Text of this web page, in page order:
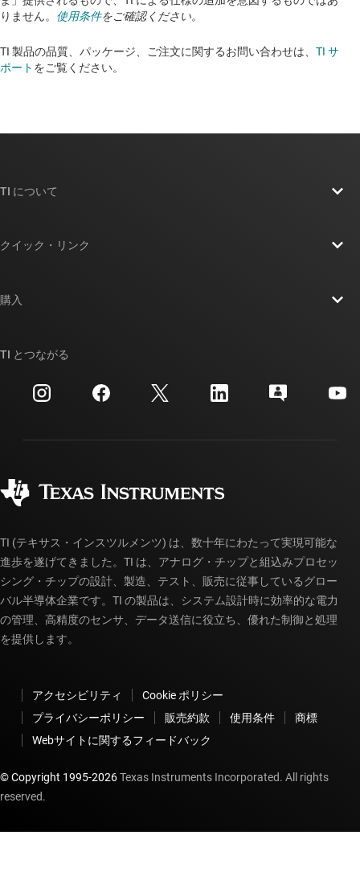
りません。 使用条件をご確認ください。
TI 製品の品質、パッケージ、ご注文に関するお問い合わせは、 TI サ
ポート をご覧ください。​​​​​​​​​​​​​​
TI について
投資家向け情報
製造
クイック・リンク
クロスリファレンス検索
カスタマー・サポート・センター
myTI アカウントの FAQ
購入
ご注文に関する FAQ
TI とつながる
TI (テキサス・インスツルメンツ) は、数十年にわたって実現可能な
進歩を遂げてきました。TI は、アナログ・チップと組込みプロセッ
シング・チップの設計、製造、テスト、販売に従事しているグロー
バル半導体企業です。TI の製品は、システム設計時に効率的な電力
の管理、高精度のセンサ、データ送信に役立ち、優れた制御と処理
を提供します。
アクセシビリティ
Cookie ポリシー
プライバシーポリシー
販売約款 使用条件
商標
Webサイトに関するフィードバック
© Copyright 1995-2026Texas Instruments Incorporated. All rights
reserved.